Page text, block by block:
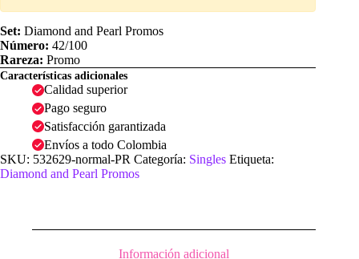
Set: Diamond and Pearl Promos
Número: 42/100
Rareza: Promo
Características adicionales
Calidad superior
Pago seguro
Satisfacción garantizada
Envíos a todo Colombia
SKU: 532629-normal-PR Categoría: Singles Etiqueta:
Diamond and Pearl Promos
Información adicional